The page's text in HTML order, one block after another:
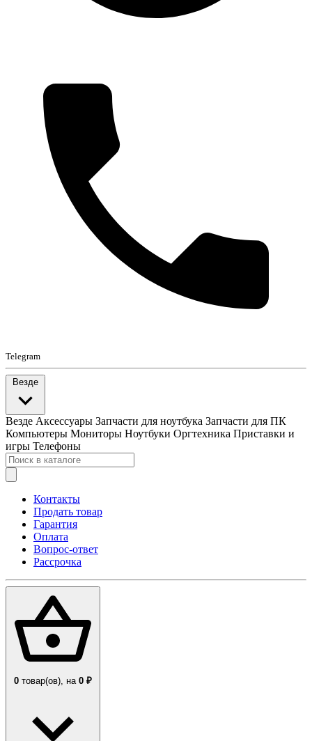
Telegram
Везде
Везде Аксессуары Запчасти для ноутбука Запчасти для ПК
Компьютеры Мониторы Ноутбуки Оргтехника Приставки и
игры Телефоны
Контакты
Продать товар
Гарантия
Оплата
Вопрос-ответ
Рассрочка
0 товар(ов), на 0 ₽